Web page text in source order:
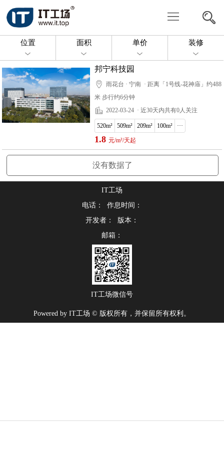
写
字
共
办
公
托
找
房
投
放
房
源
我
系
位置 面积 单价 装修
邦宁科技园
雨花台 · 宁南 · 距离「1号线-花神庙」约488
米 步行约6分钟
2022-03-24 · 近30天内共有0人关注
520m² 509m² 209m² 100m² ···
1.8 元/m²/天起
没有数据了
IT工场
电话： 作息时间：
开发者： 版本：
邮箱：
IT工场微信号
Powered by IT工场 © 版权所有，并保留所有权利。